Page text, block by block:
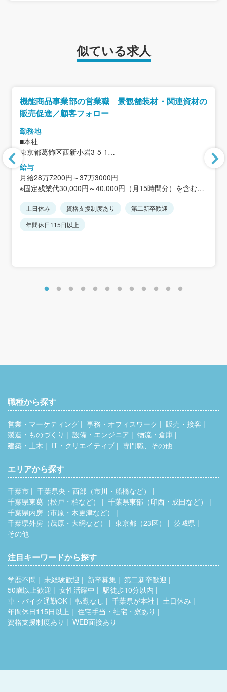
似ている求人
機能商品事業部の営業職 景観舗装材・関連資材の
販売促進／顧客フォロー
勤務地
■本社
東京都葛飾区西新小岩3-5-1
＜アクセス＞
JR総武線「新小岩駅」北口より徒歩14分
給与
月給28万7200円～37万3000円
※固定残業代30,000円～40,000円（月15時間分）を含む。
※経験・能力を考慮します。
＜想定年収＞
月給例：月給32万8100円（基本給28万2100円＋職務手当
土日休み 資格支援制度あり
第二新卒歓迎
年間休日115日以上
職種から探す
営業・マーケティング 事務・オフィスワーク
販売・接客
製造・ものづくり
設備・エンジニア
物流・倉庫
建築・土木
IT・クリエイティブ 専門職、その他
エリアから探す
千葉市
千葉県央・西部（市川・船橋など）
千葉県東葛（松戸・柏など）
千葉県東部（印西・成田など）
千葉県内房（市原・木更津など）
千葉県外房（茂原・大網など）
東京都（23区）
茨城県
その他
注目キーワードから探す
学歴不問 未経験歓迎 新卒募集
第二新卒歓迎
50歳以上歓迎
女性活躍中
駅徒歩10分以内
車・バイク通勤OK
転勤なし 千葉県が本社
土日休み
年間休日115日以上
住宅手当・社宅・寮あり
資格支援制度あり
WEB面接あり